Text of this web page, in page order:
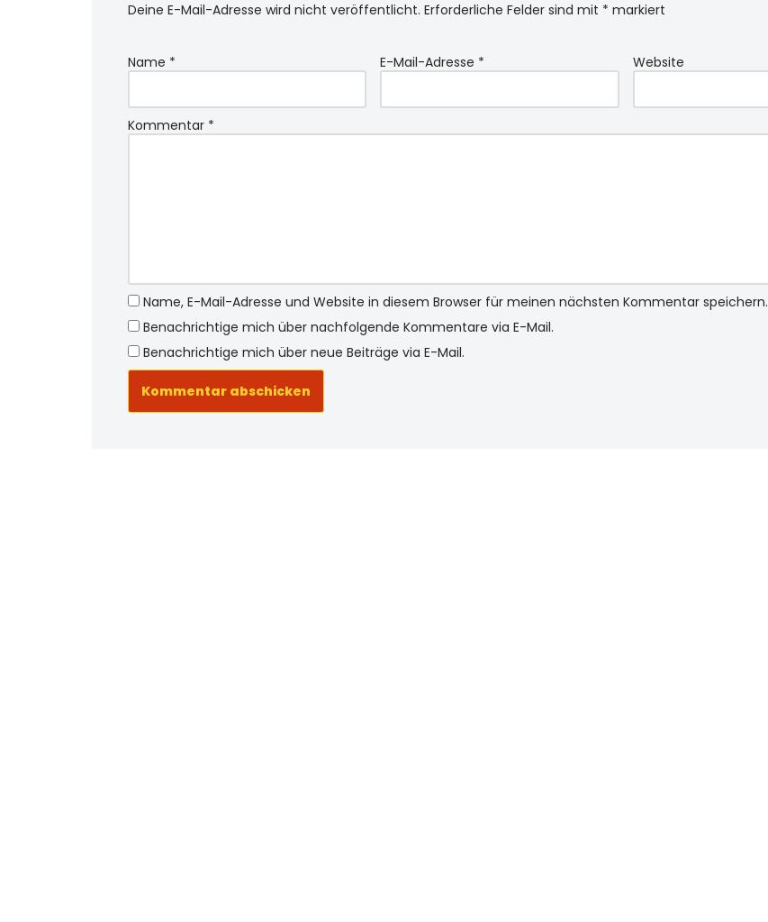
Deine E-Mail-Adresse wird nicht veröffentlicht. Erforderliche Felder sind mit * markiert
Name * E-Mail-Adresse * Website
Kommentar *
Name, E-Mail-Adresse und Website in diesem Browser für meinen nächsten Kommentar speichern.
Benachrichtige mich über nachfolgende Kommentare via E-Mail.
Benachrichtige mich über neue Beiträge via E-Mail.